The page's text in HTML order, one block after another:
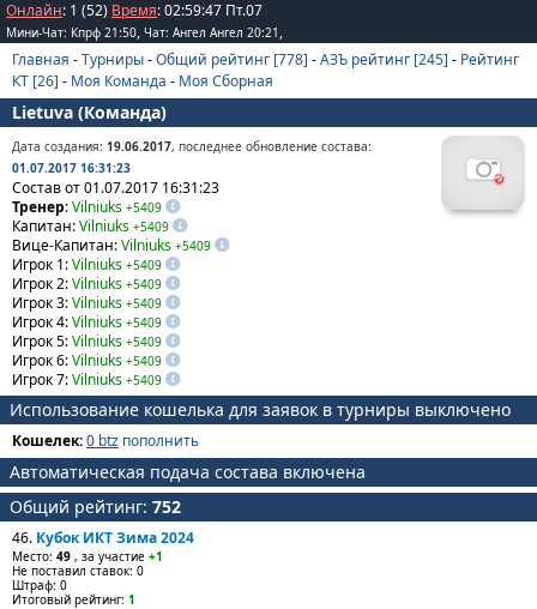
Онлайн: 1 (52) Время:02:59:47 Пт.07
Мини-Чат: Кпрф 21:50, Чат: Ангел Ангел 20:21 ,
Главная -Турниры-Общий рейтинг [778] -АЗЪ рейтинг [245] - Рейтинг
КТ [26] - Моя Команда - Моя Сборная
Lietuva (Команда)
Дата создания: 19.06.2017, последнее обновление состава:
01.07.2017 16:31:23
Состав от 01.07.2017 16:31:23
Тренер:Vilniuks +5409
Капитан:Vilniuks +5409
Вице-Капитан:Vilniuks +5409
Игрок 1:Vilniuks +5409
Игрок 2:Vilniuks +5409
Игрок 3:Vilniuks +5409
Игрок 4:Vilniuks +5409
Игрок 5:Vilniuks +5409
Игрок 6:Vilniuks +5409
Игрок 7:Vilniuks +5409
Использование кошелька для заявок в турниры выключено
Кошелек:0 btz пополнить
Автоматическая подача состава включена
Общий рейтинг: 752
46. Кубок ИКТ Зима 2024
Место: 49 , за участие +1
Не поставил ставок: 0
Штраф: 0
Итоговый рейтинг: 1